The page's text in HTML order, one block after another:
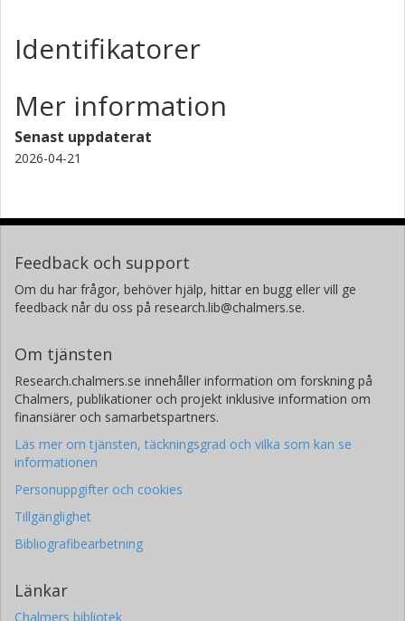
Identifikatorer
Mer information
Senast uppdaterat
2026-04-21
Feedback och support
Om du har frågor, behöver hjälp, hittar en bugg eller vill ge
feedback når du oss på research.lib@chalmers.se.
Om tjänsten
Research.chalmers.se innehåller information om forskning på
Chalmers, publikationer och projekt inklusive information om
finansiärer och samarbetspartners.
Läs mer om tjänsten, täckningsgrad och vilka som kan se
informationen
Personuppgifter och cookies
Tillgänglighet
Bibliografibearbetning
Länkar
Chalmers bibliotek